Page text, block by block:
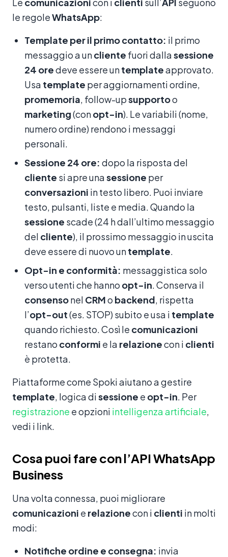
le regoleWhatsApp:
Template per il primo contatto: il primo
messaggio a uncliente fuori dallasessione
24 oredeve essere untemplateapprovato.
Usa template per aggiornamenti ordine,
promemoria, follow-upsupportoo
marketing(conopt-in). Le variabili (nome,
numero ordine) rendono i messaggi
personali.
Sessione 24 ore: dopo la risposta del
cliente si apre unasessione per
conversazioni in testo libero. Puoi inviare
testo, pulsanti, liste e media. Quando la
sessione scade (24 h dall’ultimo messaggio
del cliente), il prossimo messaggio in uscita
deve essere di nuovo untemplate.
Opt-in e conformità: messaggistica solo
verso utenti che hanno opt-in. Conserva il
consensonel CRMo backend, rispetta
l’opt-out(es. STOP) subito e usa i template
quando richiesto. Così le comunicazioni
restano conformi e la relazionecon i clienti
è protetta.
Piattaforme come Spoki aiutano a gestire
template, logica disessione e opt-in. Per
registrazione e opzioni intelligenza artificiale,
vedi i link.
Cosa puoi fare con l’API WhatsApp
Business
Una volta connessa, puoi migliorare
comunicazioni e relazionecon i clienti in molti
modi:
Notifiche ordine e consegna: invia